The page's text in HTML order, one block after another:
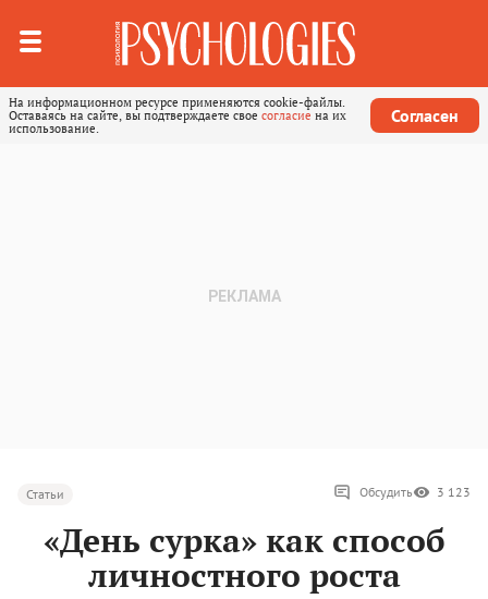
На информационном ресурсе применяются cookie-файлы.
Оставаясь на сайте, вы подтверждаете свое согласие на их
использование.
Согласен
Статьи Обсудить 3 123
«День сурка» как способ
личностного роста